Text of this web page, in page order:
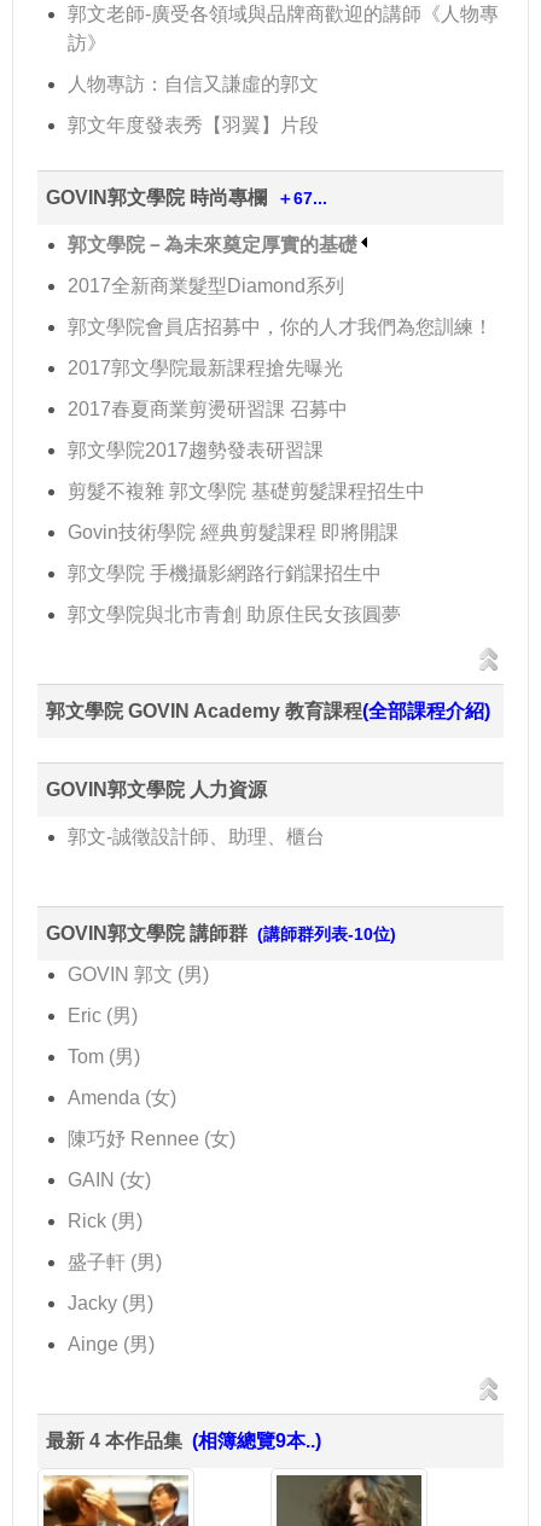
郭文老師-廣受各領域與品牌商歡迎的講師《人物專
訪》
人物專訪：自信又謙虛的郭文
郭文年度發表秀【羽翼】片段
GOVIN郭文學院 時尚專欄 ＋67...
郭文學院－為未來奠定厚實的基礎
2017全新商業髮型Diamond系列
郭文學院會員店招募中，你的人才我們為您訓練！
2017郭文學院最新課程搶先曝光
2017春夏商業剪燙研習課 召募中
郭文學院2017趨勢發表研習課
剪髮不複雜 郭文學院 基礎剪髮課程招生中
Govin技術學院 經典剪髮課程 即將開課
郭文學院 手機攝影網路行銷課招生中
郭文學院與北市青創 助原住民女孩圓夢
郭文學院 GOVIN Academy 教育課程(全部課程介紹)
GOVIN郭文學院 人力資源
郭文-誠徵設計師、助理、櫃台
GOVIN郭文學院 講師群 (講師群列表-10位)
GOVIN 郭文 (男)
Eric (男)
Tom (男)
Amenda (女)
陳巧妤 Rennee (女)
GAIN (女)
Rick (男)
盛子軒 (男)
Jacky (男)
Ainge (男)
最新 4 本作品集 (相簿總覽9本..)